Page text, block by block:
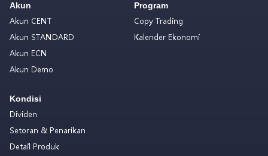
Akun
Akun CENT
Akun STANDARD
Akun ECN
Akun Demo
Kondisi
Dividen
Setoran & Penarikan
Detail Produk
Program
Copy Trading
Kalender Ekonomi